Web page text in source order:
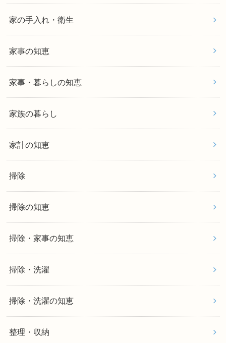
家の手入れ・衛生
家事の知恵
家事・暮らしの知恵
家族の暮らし
家計の知恵
掃除
掃除の知恵
掃除・家事の知恵
掃除・洗濯
掃除・洗濯の知恵
整理・収納